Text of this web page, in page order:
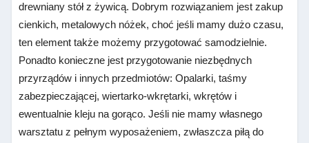
drewniany stół z żywicą. Dobrym rozwiązaniem jest zakup
cienkich, metalowych nóżek, choć jeśli mamy dużo czasu,
ten element także możemy przygotować samodzielnie.
Ponadto konieczne jest przygotowanie niezbędnych
przyrządów i innych przedmiotów: Opalarki, taśmy
zabezpieczającej, wiertarko-wkrętarki, wkrętów i
ewentualnie kleju na gorąco. Jeśli nie mamy własnego
warsztatu z pełnym wyposażeniem, zwłaszcza piłą do